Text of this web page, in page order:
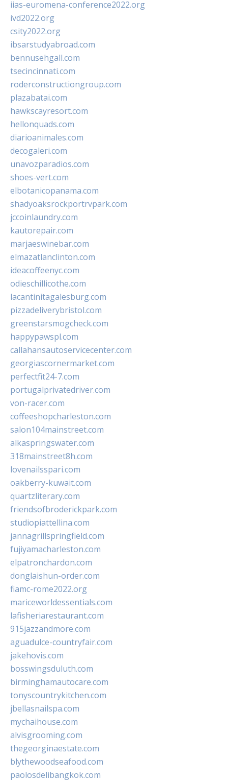
iias-euromena-conference2022.org
ivd2022.org
csity2022.org
ibsarstudyabroad.com
bennusehgall.com
tsecincinnati.com
roderconstructiongroup.com
plazabatai.com
hawkscayresort.com
hellonquads.com
diarioanimales.com
decogaleri.com
unavozparadios.com
shoes-vert.com
elbotanicopanama.com
shadyoaksrockportrvpark.com
jccoinlaundry.com
kautorepair.com
marjaeswinebar.com
elmazatlanclinton.com
ideacoffeenyc.com
odieschillicothe.com
lacantinitagalesburg.com
pizzadeliverybristol.com
greenstarsmogcheck.com
happypawspl.com
callahansautoservicecenter.com
georgiascornermarket.com
perfectfit24-7.com
portugalprivatedriver.com
von-racer.com
coffeeshopcharleston.com
salon104mainstreet.com
alkaspringswater.com
318mainstreet8h.com
lovenailsspari.com
oakberry-kuwait.com
quartzliterary.com
friendsofbroderickpark.com
studiopiattellina.com
jannagrillspringfield.com
fujiyamacharleston.com
elpatronchardon.com
donglaishun-order.com
fiamc-rome2022.org
mariceworldessentials.com
lafisheriarestaurant.com
915jazzandmore.com
aguadulce-countryfair.com
jakehovis.com
bosswingsduluth.com
birminghamautocare.com
tonyscountrykitchen.com
jbellasnailspa.com
mychaihouse.com
alvisgrooming.com
thegeorginaestate.com
blythewoodseafood.com
paolosdelibangkok.com